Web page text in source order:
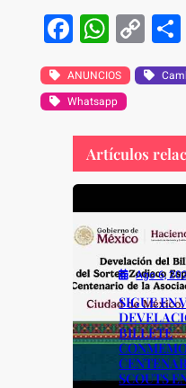
F
a
c
e
b
o
o
k
W
h
at
s
A
p
p
C
o
p
Li
n
k
S
ANUNCIOS
Whatsapp
Artículos
Ago 6,
SIGUE EN
BILLETE
SCOUTS